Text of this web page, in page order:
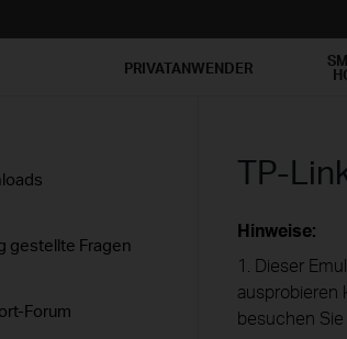
Smart PRIVATANWENDER
gestellte Fragen
Forum
TP-
Hinweise:
1. Dieser
ausprobieren
besuchen